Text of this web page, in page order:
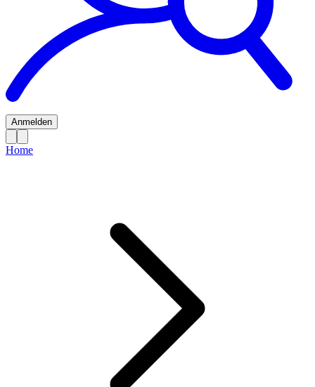
Anmelden
Home